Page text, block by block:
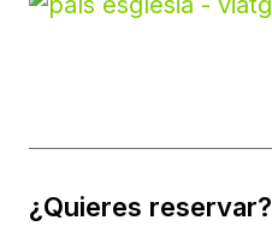
¿Quieres reservar?